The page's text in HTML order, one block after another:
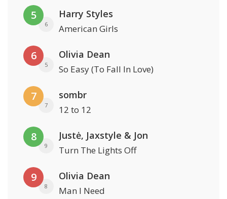
5
6
Harry Styles
American Girls
6
5
Olivia Dean
So Easy (To Fall In Love)
7
7
sombr
12 to 12
8
9
Justė, Jaxstyle & Jon
Turn The Lights Off
9
8
Olivia Dean
Man I Need